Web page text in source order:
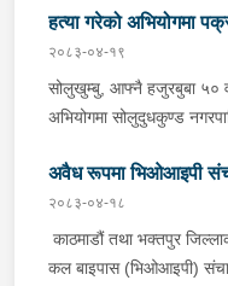
रोजगार विभाग ताहाचल
वर्षीय गोपिनी थापा मगर
युवतीको २०७७ चैत २ गते
उनीहरूलाई जिल्ला प्रहरी
गरेको छ ।उनीहरू उपर
हत्या गरेको अभियोगमा
२०८३-०४-१९
सोलुखुम्बु, आफ्नै हजुरबुबा ५०
अभियोगमा सोलुदुधकुण्ड
सोमबार राति कुटपिट गर्दा
हुनासाथ प्रहरी चौकी
गरेको हो । गम्भीर घाइते
उपचारको क्रममा मंगलबार
अवैध रूपमा भिओआइपी
२०८३-०४-१८
काठमाडौं तथा भक्तपुर
कल बाइपास (भिओआइपी)